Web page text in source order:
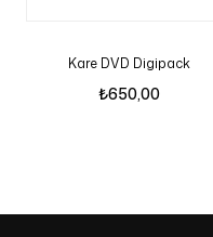
Kare DVD Digipack
₺650,00